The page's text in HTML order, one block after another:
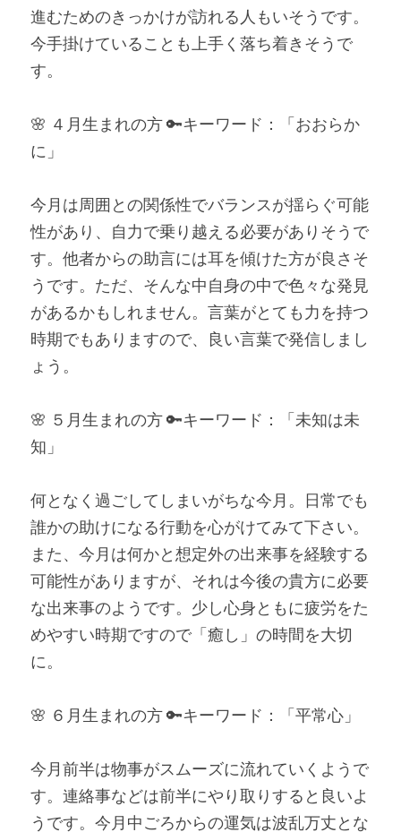
進むためのきっかけが訪れる人もいそうです。
今手掛けていることも上手く落ち着きそうで
す。
🌸 ４月生まれの方 🔑キーワード：「おおらか
に」
今月は周囲との関係性でバランスが揺らぐ可能
性があり、自力で乗り越える必要がありそうで
す。他者からの助言には耳を傾けた方が良さそ
うです。ただ、そんな中自身の中で色々な発見
があるかもしれません。言葉がとても力を持つ
時期でもありますので、良い言葉で発信しまし
ょう。
🌸 ５月生まれの方 🔑キーワード：「未知は未
知」
何となく過ごしてしまいがちな今月。日常でも
誰かの助けになる行動を心がけてみて下さい。
また、今月は何かと想定外の出来事を経験する
可能性がありますが、それは今後の貴方に必要
な出来事のようです。少し心身ともに疲労をた
めやすい時期ですので「癒し」の時間を大切
に。
🌸 ６月生まれの方 🔑キーワード：「平常心」
今月前半は物事がスムーズに流れていくようで
す。連絡事などは前半にやり取りすると良いよ
うです。今月中ごろからの運気は波乱万丈とな